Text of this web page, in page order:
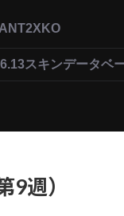
2XKO
スキンデータベ
週）